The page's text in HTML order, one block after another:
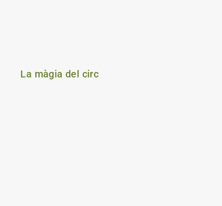
La màgia del circ